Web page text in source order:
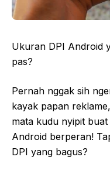
Ukuran DPI Android
pas?
Pernah nggak sih
kayak papan
mata kudu nyipit
Android berperan!
DPI yang bagus?